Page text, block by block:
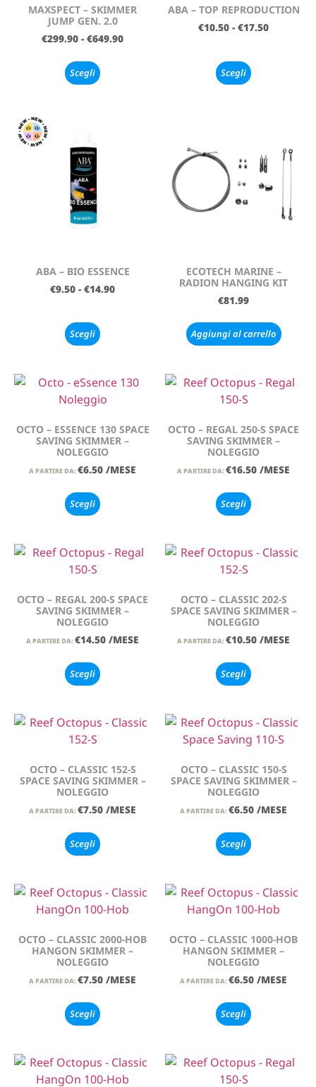
MAXSPECT – SKIMMER
JUMP GEN. 2.0
€299.90 - €649.90
Scegli
ABA – TOP REPRODUCTION
€10.50 - €17.50
Scegli
ABA – BIO ESSENCE
€9.50 - €14.90
Scegli
ECOTECH MARINE –
RADION HANGING KIT
€81.99
Aggiungi al carrello
OCTO – ESSENCE 130 SPACE
SAVING SKIMMER –
NOLEGGIO
A PARTIRE DA: €6.50 /MESE
Scegli
OCTO – REGAL 250-S SPACE
SAVING SKIMMER –
NOLEGGIO
A PARTIRE DA: €16.50 /MESE
Scegli
OCTO – REGAL 200-S SPACE
SAVING SKIMMER –
NOLEGGIO
A PARTIRE DA: €14.50 /MESE
Scegli
OCTO – CLASSIC 202-S
SPACE SAVING SKIMMER –
NOLEGGIO
A PARTIRE DA: €10.50 /MESE
Scegli
OCTO – CLASSIC 152-S
SPACE SAVING SKIMMER –
NOLEGGIO
A PARTIRE DA: €7.50 /MESE
Scegli
OCTO – CLASSIC 150-S
SPACE SAVING SKIMMER –
NOLEGGIO
A PARTIRE DA: €6.50 /MESE
Scegli
OCTO – CLASSIC 2000-HOB
HANGON SKIMMER –
NOLEGGIO
A PARTIRE DA: €7.50 /MESE
Scegli
OCTO – CLASSIC 1000-HOB
HANGON SKIMMER –
NOLEGGIO
A PARTIRE DA: €6.50 /MESE
Scegli